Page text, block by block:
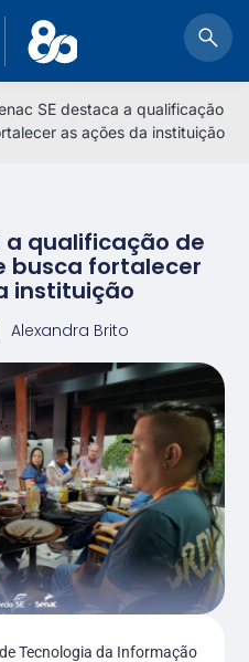
SE destaca a qualificação
as ações da instituição
a qualificação de
busca fortalecer
instituição
Alexandra Brito
Tecnologia da Informação